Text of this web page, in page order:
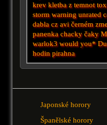
krev kletba z temnot
storm warning unrated
dabla cz avi černém
panenka chacky čaky
warlok3 would you* Du
hodin pirahna
Japonské horory
Španělské horory